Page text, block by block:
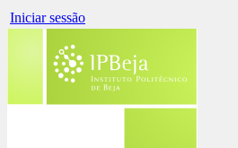
Iniciar sessão